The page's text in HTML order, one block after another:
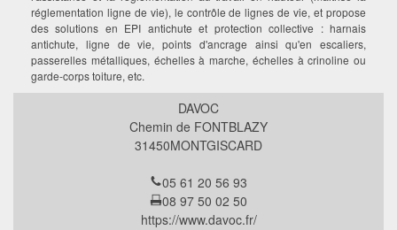
réglementation ligne de vie), le contrôle de lignes de vie, et propose
des solutions en EPI antichute et protection collective : harnais
antichute, ligne de vie, points d'ancrage ainsi qu'en escaliers,
passerelles métalliques, échelles à marche, échelles à crinoline ou
garde-corps toiture, etc.
DAVOC
Chemin de FONTBLAZY
31450MONTGISCARD
05 61 20 56 93
08 97 50 02 50
https://www.davoc.fr/